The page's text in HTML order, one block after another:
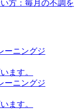
方：毎月の不調を
ーニングジ
ます。
ーニングジ
ます。